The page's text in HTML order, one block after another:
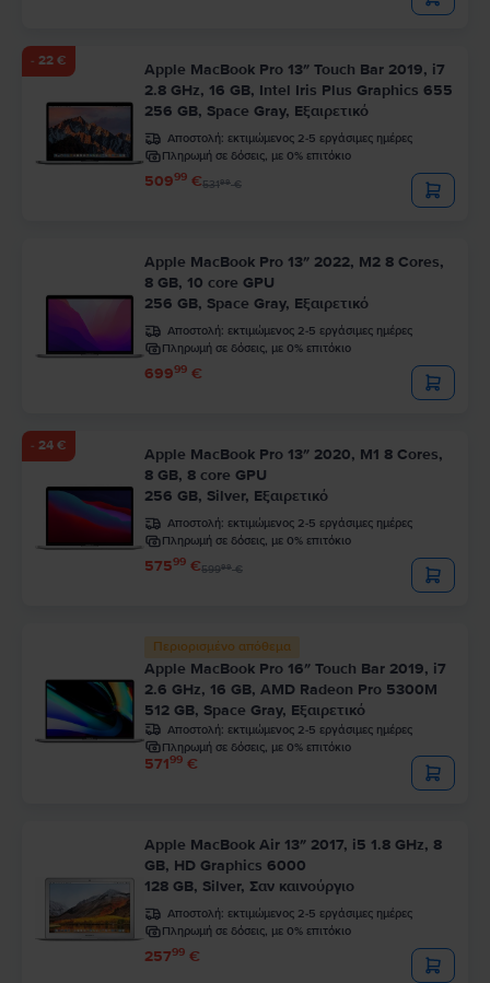
- 22 €
Apple MacBook Pro 13″ Touch Bar 2019, i7
2.8 GHz, 16 GB, Intel Iris Plus Graphics 655
256 GB, Space Gray, Εξαιρετικό
Αποστολή: εκτιμώμενος 2-5 εργάσιμες ημέρες
Πληρωμή σε δόσεις, με 0% επιτόκιο
50999 €53199€
Apple MacBook Pro 13″ 2022, M2 8 Cores,
8 GB, 10 core GPU
256 GB, Space Gray, Εξαιρετικό
Αποστολή: εκτιμώμενος 2-5 εργάσιμες ημέρες
Πληρωμή σε δόσεις, με 0% επιτόκιο
69999 €
- 24 €
Apple MacBook Pro 13″ 2020, M1 8 Cores,
8 GB, 8 core GPU
256 GB, Silver, Εξαιρετικό
Αποστολή: εκτιμώμενος 2-5 εργάσιμες ημέρες
Πληρωμή σε δόσεις, με 0% επιτόκιο
57599 €59999€
Περιορισμένο απόθεμα
Apple MacBook Pro 16″ Touch Bar 2019, i7
2.6 GHz, 16 GB, AMD Radeon Pro 5300M
512 GB, Space Gray, Εξαιρετικό
Αποστολή: εκτιμώμενος 2-5 εργάσιμες ημέρες
Πληρωμή σε δόσεις, με 0% επιτόκιο
57199 €
Apple MacBook Air 13″ 2017, i5 1.8 GHz, 8
GB, HD Graphics 6000
128 GB, Silver, Σαν καινούργιο
Αποστολή: εκτιμώμενος 2-5 εργάσιμες ημέρες
Πληρωμή σε δόσεις, με 0% επιτόκιο
25799 €